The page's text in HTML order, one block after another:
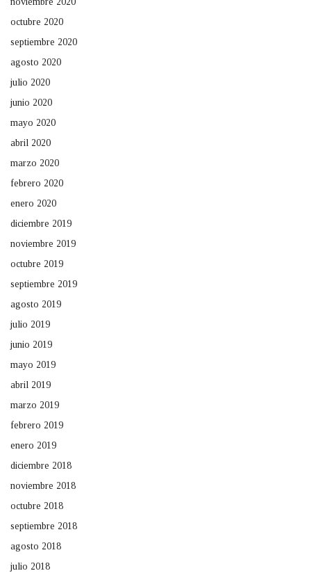
octubre 2020
septiembre 2020
agosto 2020
julio 2020
junio 2020
mayo 2020
abril 2020
marzo 2020
febrero 2020
enero 2020
diciembre 2019
noviembre 2019
octubre 2019
septiembre 2019
agosto 2019
julio 2019
junio 2019
mayo 2019
abril 2019
marzo 2019
febrero 2019
enero 2019
diciembre 2018
noviembre 2018
octubre 2018
septiembre 2018
agosto 2018
julio 2018